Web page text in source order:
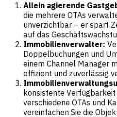
Allein agierende
die mehrere OTAs
unverzichtbar – er spart
auf das
Immobilienverwalter:
Doppelbuchungen und
einem Channel Manager
effizient und zuverlässig
konsistente
verschiedene OTAs und
vereinfachen Sie die